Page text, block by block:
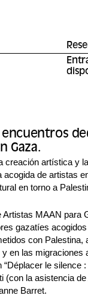
Gaza.
creación artística y
de artistas
en torno a
MAAN para
gazatíes
con Palestina,
en las migraciones
le silence
(con la asistencia
Barret.